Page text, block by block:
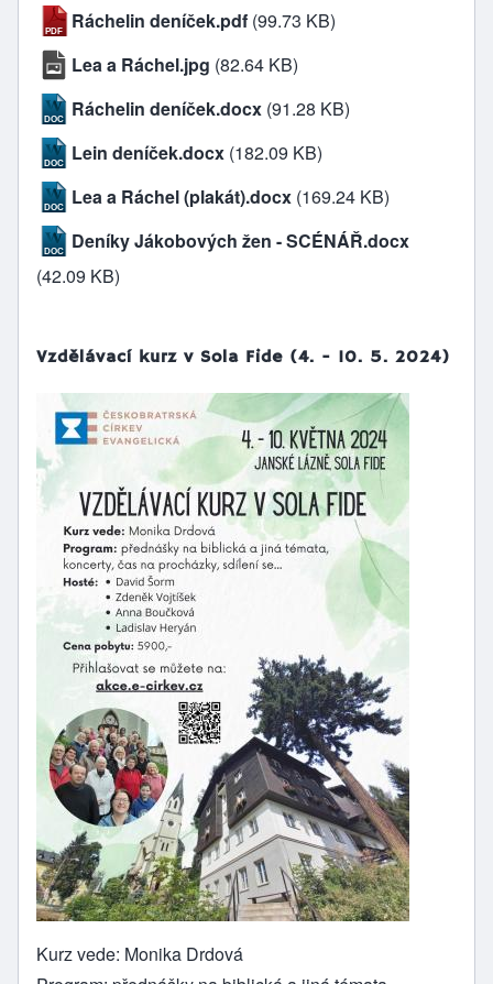
Ráchelin deníček.pdf (99.73 KB)
Lea a Ráchel.jpg (82.64 KB)
Ráchelin deníček.docx (91.28 KB)
Lein deníček.docx (182.09 KB)
Lea a Ráchel (plakát).docx (169.24 KB)
Deníky Jákobových žen - SCÉNÁŘ.docx
(42.09 KB)
Vzdělávací kurz v Sola Fide (4. - 10. 5. 2024)
Kurz vede: Monika Drdová